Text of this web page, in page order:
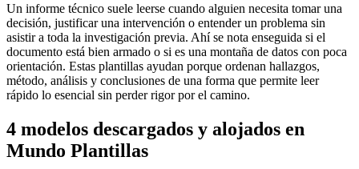
Un informe técnico suele leerse cuando alguien necesita tomar una
decisión, justificar una intervención o entender un problema sin
asistir a toda la investigación previa. Ahí se nota enseguida si el
documento está bien armado o si es una montaña de datos con poca
orientación. Estas plantillas ayudan porque ordenan hallazgos,
método, análisis y conclusiones de una forma que permite leer
rápido lo esencial sin perder rigor por el camino.
4 modelos descargados y alojados en
Mundo Plantillas